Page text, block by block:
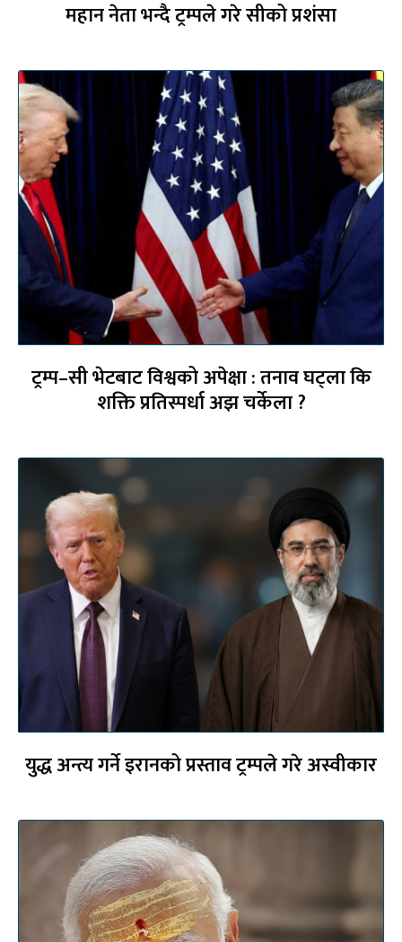
महान नेता भन्दै ट्रम्पले गरे सीको प्रशंसा
ट्रम्प–सी भेटबाट विश्वको अपेक्षा : तनाव घट्ला कि
शक्ति प्रतिस्पर्धा अझ चर्केला ?
युद्ध अन्त्य गर्ने इरानको प्रस्ताव ट्रम्पले गरे अस्वीकार